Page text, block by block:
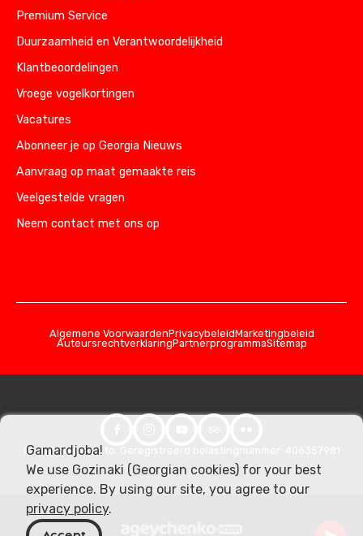
Premium Service
Duurzaamheid en Verantwoordelijkheid
Klantbeoordelingen
Vroege vogelkortingen
Vacatures
Abonneer je op Georgia Nieuws
Aanvraag op maat gemaakte reis
Veelgestelde vragen
Neem contact met ons op
Algemene VoorwaardenPrivacybeleidMarketingbeleid
AuteursrechtverklaringPartnerprogrammaSitemap
© 2026 Georgia.to. Geregistreerd belastingnummer: 406357981
Gamardjoba!
We use Gozinaki (Georgian cookies) for your best
experience. By using our site, you agree to our
privacy policy.